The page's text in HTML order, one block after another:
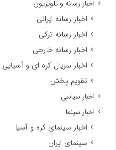
اخبار رسانه و تلویزیون
اخبار رسانه ایرانی
اخبار رسانه ترکی
اخبار رسانه خارجی
اخبار سریال کره ای و آسیایی
تقویم پخش
اخبار سیاسی
اخبار سینما
اخبار سینمای کره و آسیا
سینمای ایران